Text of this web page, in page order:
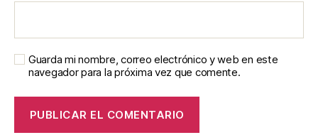
Guarda mi nombre, correo electrónico y web en este
navegador para la próxima vez que comente.